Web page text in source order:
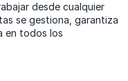
desde cualquier
se gestiona, garantiza
en todos los